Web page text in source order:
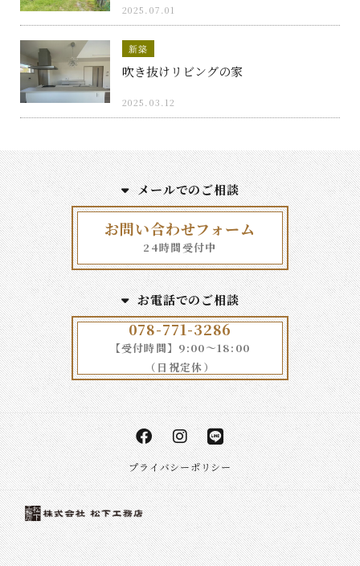
2025.07.01
新築
吹き抜けリビングの家
2025.03.12
メールでのご相談
お問い合わせフォーム
24時間受付中
お電話でのご相談
078-771-3286
【受付時間】9:00～18:00
（日祝定休）
プライバシーポリシー